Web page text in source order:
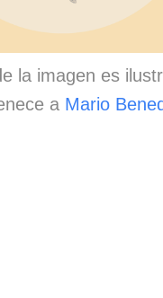
la imagen es
a Mario